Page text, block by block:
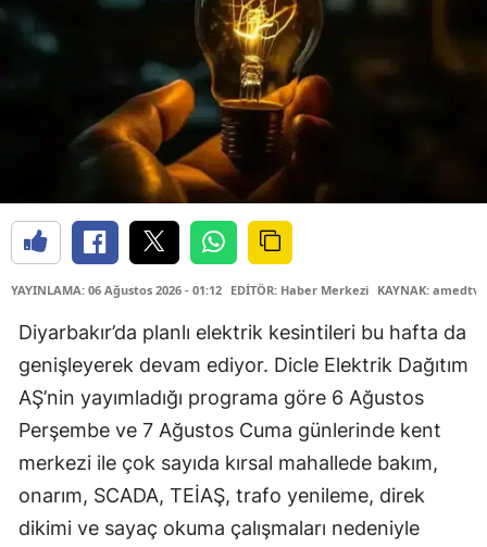
YAYINLAMA: 06 Ağustos 2026 - 01:12 EDİTÖR: Haber Merkezi KAYNAK:
Diyarbakır’da planlı elektrik kesintileri bu hafta da
genişleyerek devam ediyor. Dicle Elektrik Dağıtım
AŞ’nin yayımladığı programa göre 6 Ağustos
Perşembe ve 7 Ağustos Cuma günlerinde kent
merkezi ile çok sayıda kırsal mahallede bakım,
onarım, SCADA, TEİAŞ, trafo yenileme, direk
dikimi ve sayaç okuma çalışmaları nedeniyle